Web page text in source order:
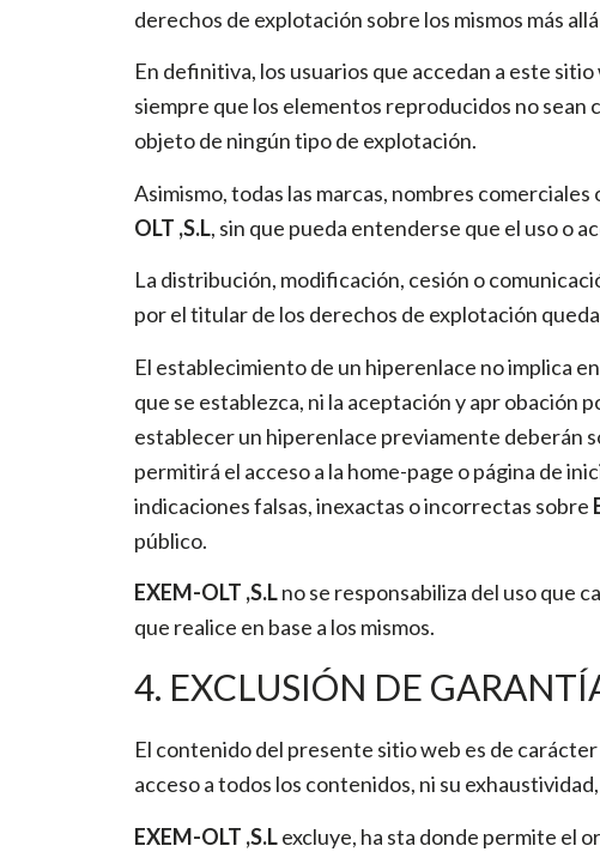
derechos de explotación sobre los mismos más
En definitiva, los usuarios que accedan a este
siempre que los elementos reproducidos no
objeto de ningún tipo de explotación.
Asimismo, todas las marcas, nombres
OLT ,S.L, sin que pueda entenderse que el uso o
La distribución, modificación, cesión o
por el titular de los derechos de explotación
El establecimiento de un hiperenlace no implica
que se establezca, ni la aceptación y apr obación
establecer un hiperenlace previamente deberán
permitirá el acceso a la home-page o página de
indicaciones falsas, inexactas o incorrectas sobre
público.
EXEM-OLT ,S.Lno se responsabiliza del uso que
que realice en base a los mismos.
4. EXCLUSIÓN DE
El contenido del presente sitio web es de
acceso a todos los contenidos, ni su
EXEM-OLT ,S.Lexcluye, ha sta donde permite el